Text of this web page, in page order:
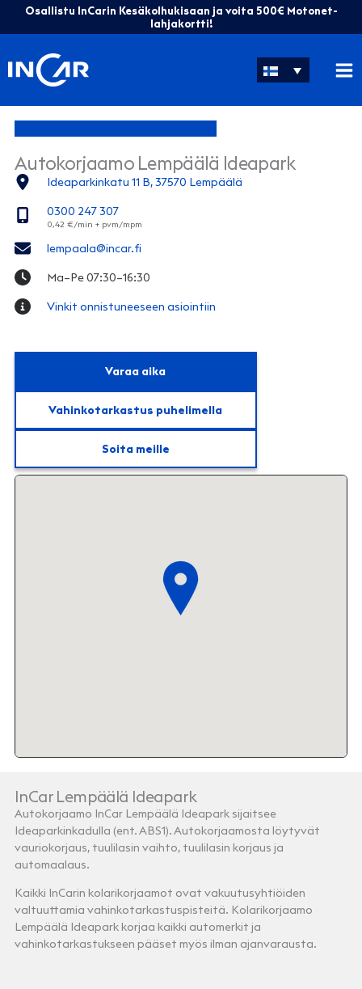
Osallistu InCarin Kesäkolhukisaan ja voita 500€ Motonet-
lahjakortti!
Autokorjaamo Lempäälä Ideapark
Ideaparkinkatu 11 B, 37570 Lempäälä
0300 247 307
lempaala@incar.fi
Ma–Pe 07:30–16:30
Vinkit onnistuneeseen asiointiin
Varaa aika
Vahinkotarkastus puhelimella
Soita meille
InCar Lempäälä Ideapark
Autokorjaamo InCar Lempäälä Ideapark sijaitsee
Ideaparkinkadulla (ent. ABS1). Autokorjaamosta löytyvät
vauriokorjaus, tuulilasin vaihto, tuulilasin korjaus ja
automaalaus.
Kaikki InCarin kolarikorjaamot ovat vakuutusyhtiöiden
valtuuttamia vahinkotarkastuspisteitä. Kolarikorjaamo
Lempäälä Ideapark korjaa kaikki automerkit ja
vahinkotarkastukseen pääset myös ilman ajanvarausta.